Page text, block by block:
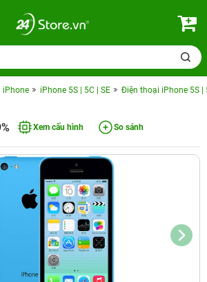
iPhone iPhone 5S | 5C | SE Điện thoại iPhone 5S |
Xem cấu hình So sánh